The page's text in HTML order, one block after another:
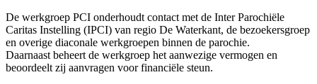
De werkgroep PCI onderhoudt contact met de Inter Parochiële
Caritas Instelling (IPCI) van regio De Waterkant, de bezoekersgroep
en overige diaconale werkgroepen binnen de parochie.
Daarnaast beheert de werkgroep het aanwezige vermogen en
beoordeelt zij aanvragen voor financiële steun.